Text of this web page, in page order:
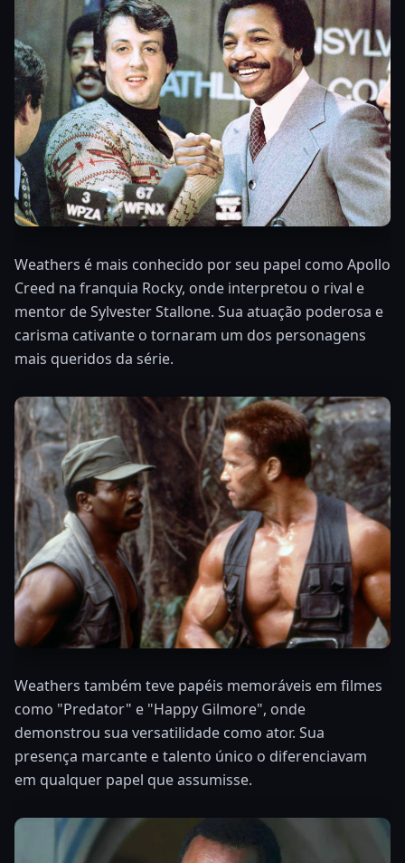
Weathers é mais conhecido por seu papel como Apollo
Creed na franquia Rocky, onde interpretou o rival e
mentor de Sylvester Stallone. Sua atuação poderosa e
carisma cativante o tornaram um dos personagens
mais queridos da série.
Weathers também teve papéis memoráveis em filmes
como "Predator" e "Happy Gilmore", onde
demonstrou sua versatilidade como ator. Sua
presença marcante e talento único o diferenciavam
em qualquer papel que assumisse.